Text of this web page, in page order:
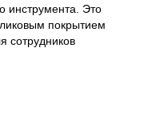
инструмента. Это
покрытием
сотрудников